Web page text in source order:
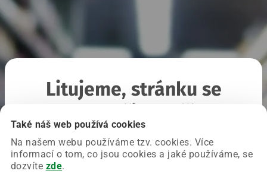
Také náš web používá cookies
Na našem webu používáme tzv. cookies. Více
informací o tom, co jsou cookies a jaké používáme, se
dozvíte zde.
Litujeme, stránku se
Chyba nastala na naší straně a už ji opravujeme.
Zkuste prosím znovu načíst požadovanou stránku.